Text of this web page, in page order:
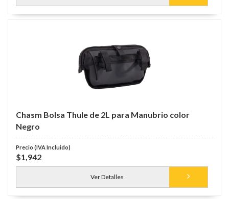
Chasm Bolsa Thule de 2L para Manubrio color
Negro
$1,942
Ver Detalles